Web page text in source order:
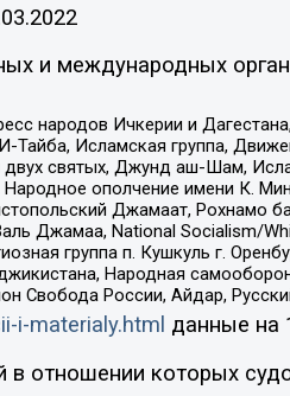
и международных
народов Ичкерии и
Исламская группа,
святых, Джунд аш-Шам,
ополчение имени К.
Джамаат, Рохнамо
Джамаа, National Socialism/
группа п. Кушкуль г.
Народная
Свобода России, Айдар,
i-materialy.html данные на
отношении которых